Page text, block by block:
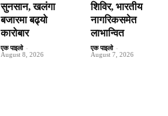
सुनसान, खलंगा
बजारमा बढ्यो
कारोबार
एक पाइलो -
August 8, 2026
शिविर, भारतीय
नागरिकसमेत
लाभान्वित
एक पाइलो -
August 7, 2026